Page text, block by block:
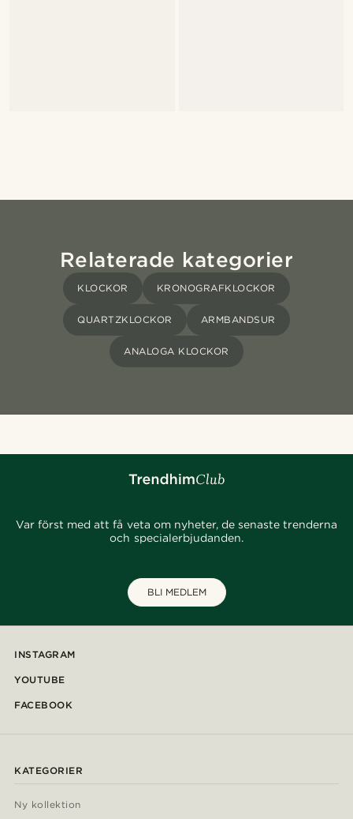
Relaterade kategorier
KLOCKOR KRONOGRAFKLOCKOR
QUARTZKLOCKOR ARMBANDSUR
ANALOGA KLOCKOR
Var först med att få veta om nyheter, de senaste trenderna
och specialerbjudanden.
BLI MEDLEM
INSTAGRAM
YOUTUBE
FACEBOOK
KATEGORIER
Ny kollektion